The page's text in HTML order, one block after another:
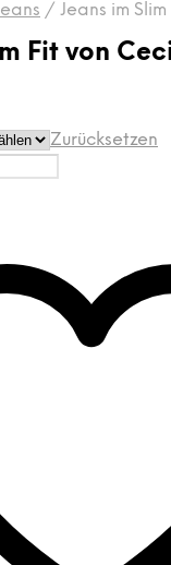
/ Jeans im
Fit von
Zurücksetzen